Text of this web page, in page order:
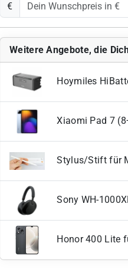
€
Weitere Angebote, die
Hoymiles
Xiaomi Pad 7
Stylus/Stift für
Sony WH-
Honor 400 Lite